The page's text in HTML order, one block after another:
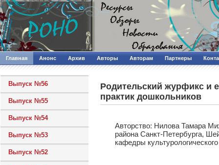
Главная Анонс Архив Авторы Авторам Партнеры
Выпуск №56
Выпуск №55
Выпуск №54
Выпуск №53
Выпуск №52
Родительский журфикс и
практик дошкольников
Авторcтво: Нилова Тамара
района Санкт-Петербурга,
кафедры